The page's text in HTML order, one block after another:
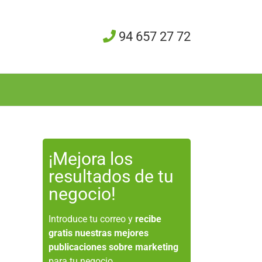
94 657 27 72
¡Mejora los
resultados de tu
negocio!
Introduce tu correo y recibe
gratis nuestras mejores
publicaciones sobre marketing